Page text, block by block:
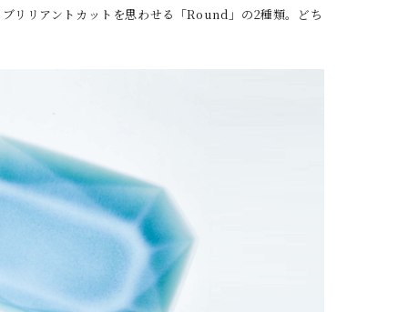
リリアントカットを思わせる「Round」の2種類。どち